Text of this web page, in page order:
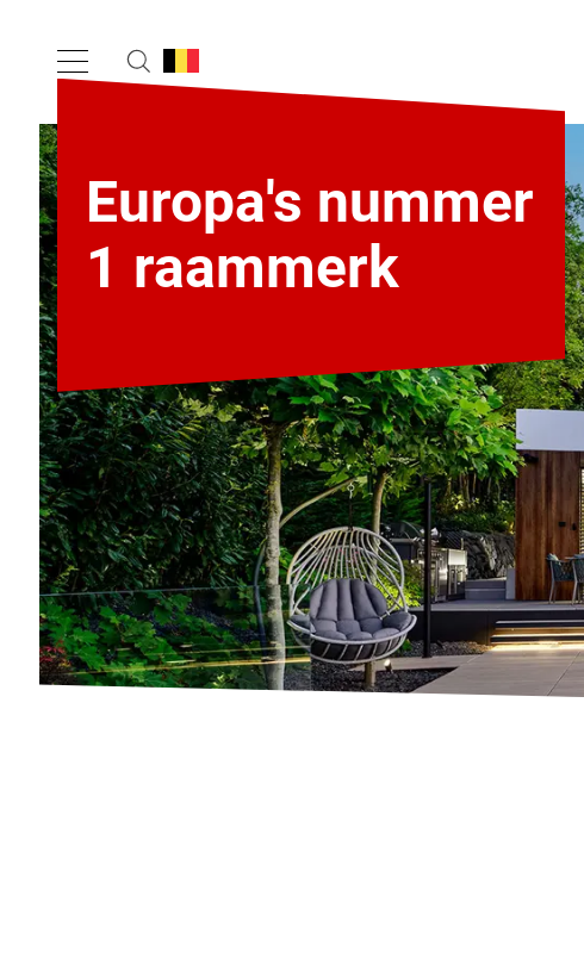
Europa's nummer
1 raammerk